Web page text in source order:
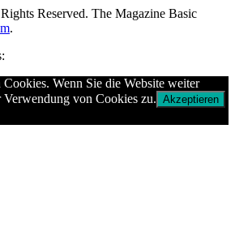
Reserved. The Magazine Basic
.
Cookies. Wenn Sie die Website weiter
Verwendung von Cookies zu. Akzeptieren